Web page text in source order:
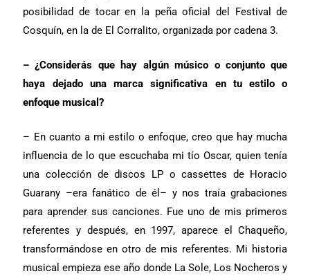
posibilidad de tocar en la peña oficial del Festival de
Cosquín, en la de El Corralito, organizada por cadena 3.
–¿Considerás que hay algún músico o conjunto que
haya dejado una marca significativa en tu estilo o
enfoque musical?
– En cuanto a mi estilo o enfoque, creo que hay mucha
influencia de lo que escuchaba mi tío Oscar, quien tenía
una colección de discos LP o cassettes de Horacio
Guarany –era fanático de él– y nos traía grabaciones
para aprender sus canciones. Fue uno de mis primeros
referentes y después, en 1997, aparece el Chaqueño,
transformándose en otro de mis referentes. Mi historia
musical empieza ese año donde La Sole, Los Nocheros y